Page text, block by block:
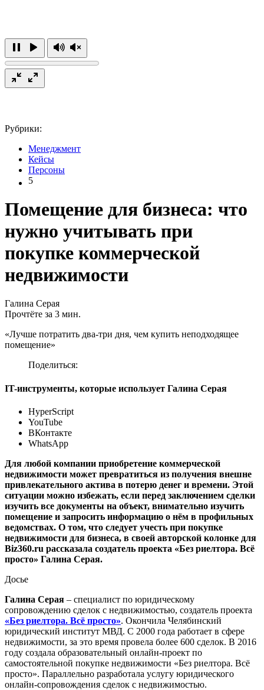
Рубрики:
Менеджмент
Кейсы
Персоны
5
Помещение для бизнеса: что
нужно учитывать при
покупке коммерческой
недвижимости
Галина Серая
Прочтёте за 3 мин.
«Лучше потратить два-три дня, чем купить неподходящее
помещение»
Поделиться:
IT-инструменты, которые использует Галина Серая
HyperScript
YouTube
ВКонтакте
WhatsApp
Для любой компании приобретение коммерческой
недвижимости может превратиться из получения внешне
привлекательного актива в потерю денег и времени. Этой
ситуации можно избежать, если перед заключением сделки
изучить все документы на объект, внимательно изучить
помещение и запросить информацию о нём в профильных
ведомствах. О том, что следует учесть при покупке
недвижимости для бизнеса, в своей авторской колонке для
Biz360.ru рассказала создатель проекта «Без риелтора. Всё
просто» Галина Серая.
Досье
Галина Серая – специалист по юридическому
сопровождению сделок с недвижимостью, создатель проекта
«Без риелтора. Всё просто». Окончила Челябинский
юридический институт МВД. С 2000 года работает в сфере
недвижимости, за это время провела более 600 сделок. В 2016
году создала образовательный онлайн-проект по
самостоятельной покупке недвижимости «Без риелтора. Всё
просто». Параллельно разработала услугу юридического
онлайн-сопровождения сделок с недвижимостью.